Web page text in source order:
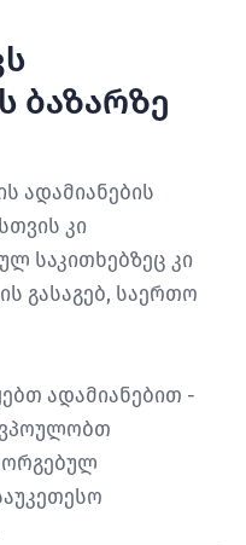
ბაზარზე
ადამიანების
კი
საკითხებზეც კი
გასაგებ, საერთო
ადამიანებით -
ვპოულობთ